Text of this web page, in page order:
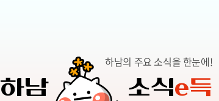
하남 소식e득
하남의 주요 소식을 한눈에!